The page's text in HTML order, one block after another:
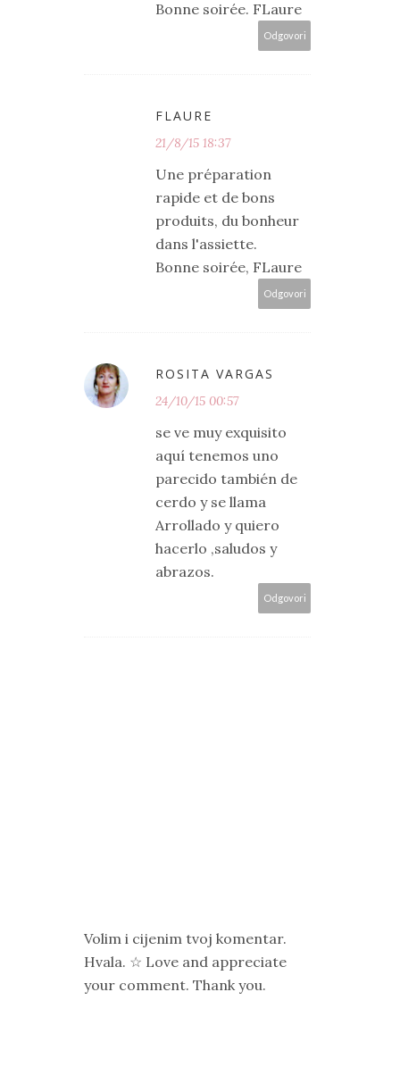
Bonne soirée. FLaure
Odgovori
FLAURE
21/8/15 18:37
Une préparation
rapide et de bons
produits, du bonheur
dans l'assiette.
Bonne soirée, FLaure
Odgovori
ROSITA VARGAS
24/10/15 00:57
se ve muy exquisito
aquí tenemos uno
parecido también de
cerdo y se llama
Arrollado y quiero
hacerlo ,saludos y
abrazos.
Odgovori
Volim i cijenim tvoj komentar.
Hvala. ☆ Love and appreciate
your comment. Thank you.